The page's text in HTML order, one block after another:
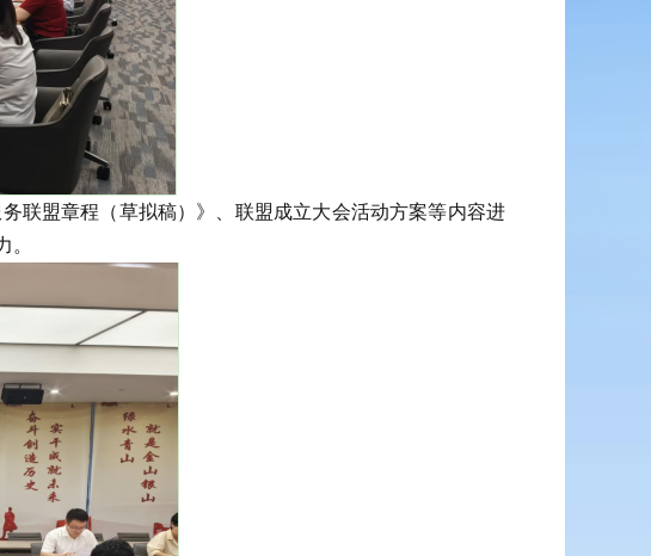
盟章程（草拟稿）》、联盟成立大会活动方案等内容进